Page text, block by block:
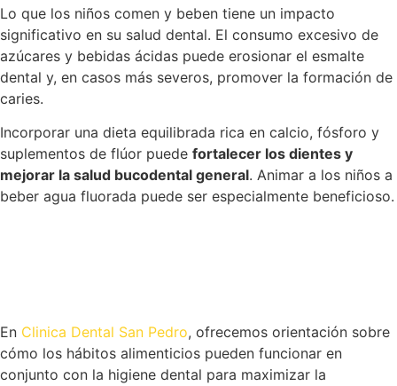
Lo que los niños comen y beben tiene un impacto
significativo en su salud dental. El consumo excesivo de
azúcares y bebidas ácidas puede erosionar el esmalte
dental y, en casos más severos, promover la formación de
caries.
Incorporar una dieta equilibrada rica en calcio, fósforo y
suplementos de flúor puede fortalecer los dientes y
mejorar la salud bucodental general. Animar a los niños a
beber agua fluorada puede ser especialmente beneficioso.
En Clinica Dental San Pedro, ofrecemos orientación sobre
cómo los hábitos alimenticios pueden funcionar en
conjunto con la higiene dental para maximizar la